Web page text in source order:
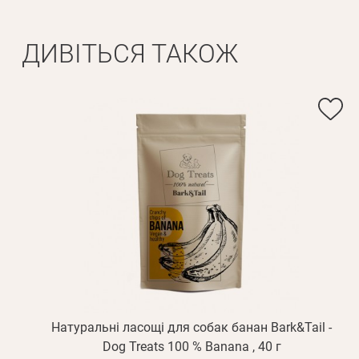
ДИВІТЬСЯ ТАКОЖ
Натуральні ласощі для собак банан Bark&Tail -
Dog Treats 100 % Banana , 40 г